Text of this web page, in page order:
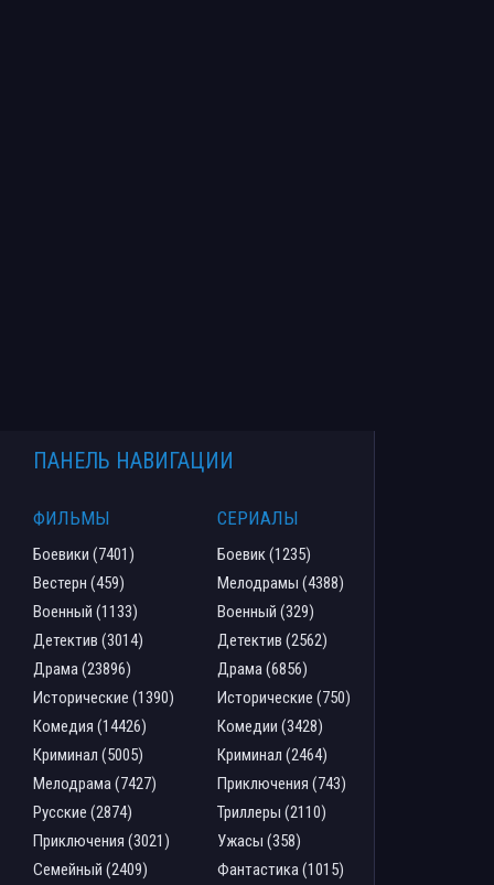
ПАНЕЛЬ НАВИГАЦИИ
ФИЛЬМЫ
Боевики (7401)
Вестерн (459)
Военный (1133)
Детектив (3014)
Драма (23896)
Исторические (1390)
Комедия (14426)
Криминал (5005)
Мелодрама (7427)
Русские (2874)
Приключения (3021)
Семейный (2409)
СЕРИАЛЫ
Боевик (1235)
Мелодрамы (4388)
Военный (329)
Детектив (2562)
Драма (6856)
Исторические (750)
Комедии (3428)
Криминал (2464)
Приключения (743)
Триллеры (2110)
Ужасы (358)
Фантастика (1015)